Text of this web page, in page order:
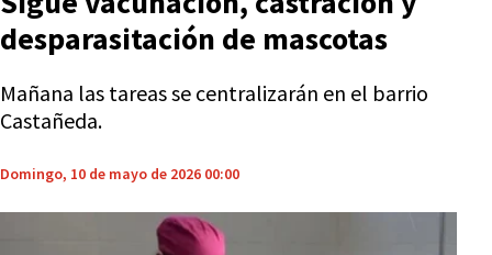
desparasitación de mascotas
Mañana las tareas se centralizarán en el barrio
Castañeda.
Domingo, 10 de mayo de 2026 00:00